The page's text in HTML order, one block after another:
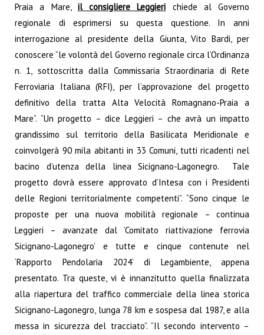
Praia a Mare, il consigliere Leggieri chiede al Governo
regionale di esprimersi su questa questione. In anni
interrogazione al presidente della Giunta, Vito Bardi, per
conoscere “le volontà del Governo regionale circa l’Ordinanza
n. 1, sottoscritta dalla Commissaria Straordinaria di Rete
Ferroviaria Italiana (RFI), per l’approvazione del progetto
definitivo della tratta Alta Velocità Romagnano-Praia a
Mare”. “Un progetto – dice Leggieri – che avrà un impatto
grandissimo sul territorio della Basilicata Meridionale e
coinvolgerà 90 mila abitanti in 33 Comuni, tutti ricadenti nel
bacino d’utenza della linea Sicignano-Lagonegro. Tale
progetto dovrà essere approvato d’Intesa con i Presidenti
delle Regioni territorialmente competenti”. “Sono cinque le
proposte per una nuova mobilità regionale – continua
Leggieri – avanzate dal ‘Comitato riattivazione ferrovia
Sicignano-Lagonegro’ e tutte e cinque contenute nel
‘Rapporto Pendolaria 2024’ di Legambiente, appena
presentato. Tra queste, vi è innanzitutto quella finalizzata
alla riapertura del traffico commerciale della linea storica
Sicignano-Lagonegro, lunga 78 km e sospesa dal 1987, e alla
messa in sicurezza del tracciato”. “Il secondo intervento –